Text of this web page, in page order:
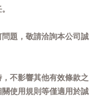
題，敬請洽詢本公司誠
不影響其他有效條款之
使用規則等僅適用於誠